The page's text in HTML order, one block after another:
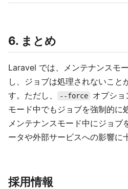
6. まとめ
Laravel では、メンテナンスモ
し、ジョブは処理されないこと
す。ただし、
--force
オプショ
モード中でもジョブを強制的に
メンテナンスモード中にジョブ
ータや外部サービスへの影響に
採用情報